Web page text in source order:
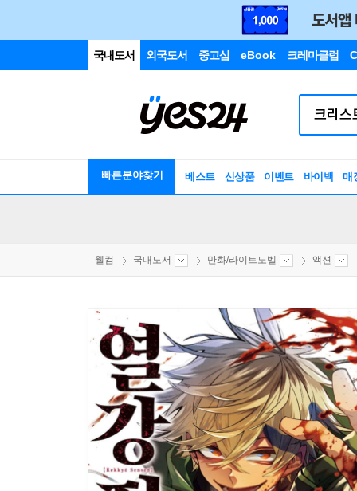
국내도서 외국도서 중고샵 eBook 크레마클럽
빠른분야찾기 베스트 신상품 이벤트 바이백 매
웰컴 국내도서 만화/라이트노벨 액션